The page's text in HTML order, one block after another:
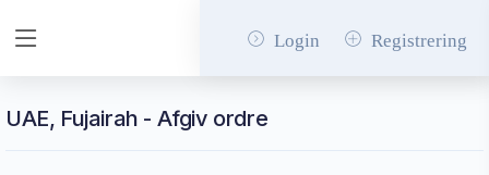
Login Registrering
UAE, Fujairah - Afgiv ordre